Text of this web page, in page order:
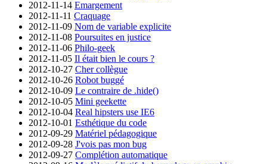
2012-11-14 Emargement
2012-11-11 Craquage
2012-11-09 Nom de variable explicite
2012-11-08 Poursuites en justice
2012-11-06 Philo-geek
2012-11-05 Il était bien le cours ?
2012-10-27 Cher collègue
2012-10-26 Robot buggé
2012-10-09 Le contraire de .hide()
2012-10-05 Mini geekette
2012-10-04 Real hipsters use IE6
2012-10-01 Esthétique du code
2012-09-29 Matériel pédagogique
2012-09-28 J'vois pas mon bug
2012-09-27 Complétion automatique